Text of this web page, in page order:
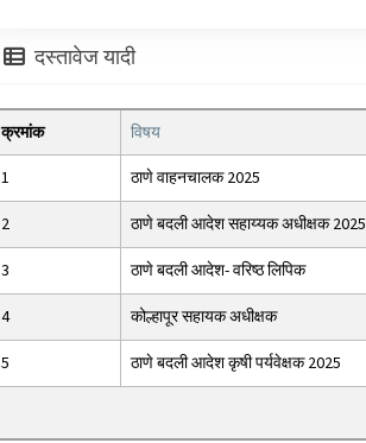
दस्तावेज यादी
क्रमांक विषय
1 ठाणे वाहनचालक 2025
2 ठाणे बदली आदेश सहाय्यक अधीक्षक 2025
3 ठाणे बदली आदेश- वरिष्ठ लिपिक
4 कोल्हापूर सहायक अधीक्षक
5 ठाणे बदली आदेश कृषी पर्यवेक्षक 2025